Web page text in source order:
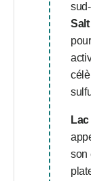
son